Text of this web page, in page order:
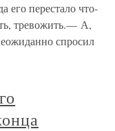
его перестало что-
тревожить.— А,
спросил